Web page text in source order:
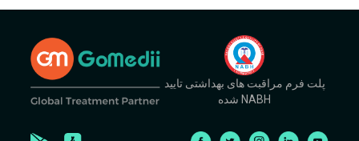
پلت فرم مراقبت های بهداشتی تایید
شده NABH